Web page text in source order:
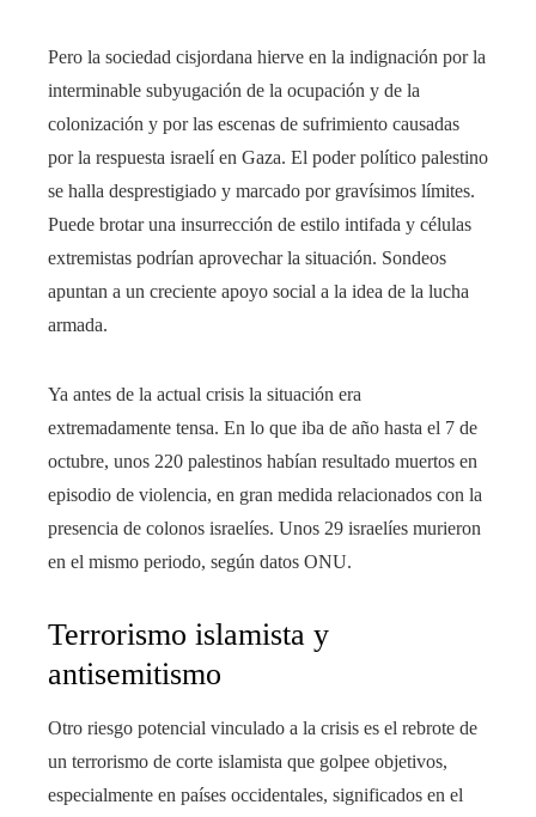
Pero la sociedad cisjordana hierve en la indignación por la
interminable subyugación de la ocupación y de la
colonización y por las escenas de sufrimiento causadas
por la respuesta israelí en Gaza. El poder político palestino
se halla desprestigiado y marcado por gravísimos límites.
Puede brotar una insurrección de estilo intifada y células
extremistas podrían aprovechar la situación. Sondeos
apuntan a un creciente apoyo social a la idea de la lucha
armada.
Ya antes de la actual crisis la situación era
extremadamente tensa. En lo que iba de año hasta el 7 de
octubre, unos 220 palestinos habían resultado muertos en
episodio de violencia, en gran medida relacionados con la
presencia de colonos israelíes. Unos 29 israelíes murieron
en el mismo periodo, según datos ONU.
Terrorismo islamista y
antisemitismo
Otro riesgo potencial vinculado a la crisis es el rebrote de
un terrorismo de corte islamista que golpee objetivos,
especialmente en países occidentales, significados en el